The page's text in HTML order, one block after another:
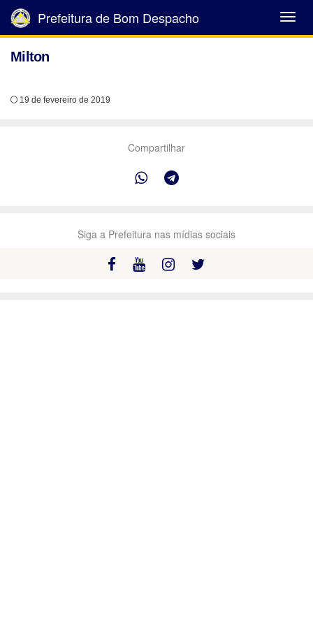
Abrir
Menu
Prefeitura de Bom Despacho
Milton
19 de fevereiro de 2019
Compartilhar
Siga a Prefeitura nas mídias sociais